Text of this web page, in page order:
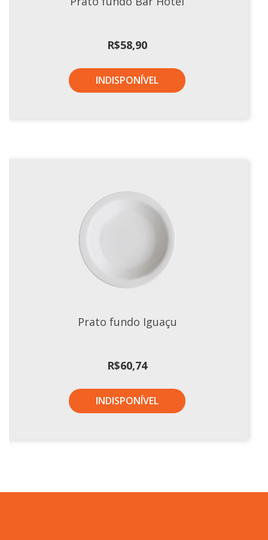
R$58,90
INDISPONÍVEL
Prato fundo Iguaçu
R$60,74
INDISPONÍVEL